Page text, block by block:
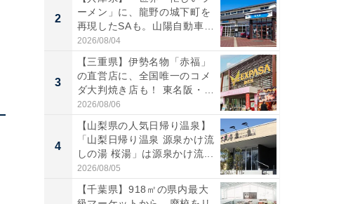
2
ーメン」に、龍野の城下町を
再現したSAも。山陽自動車
道...
2026/08/04
3
【三重県】伊勢名物「赤福」
の直営店に、全国唯一のコメ
ダ大判焼き店も！ 東名阪・
伊...
2026/08/06
4
【山梨県の人気日帰り温泉】
「山梨日帰り温泉 源泉かけ流
しの湯 桜湯」は源泉かけ流...
2026/08/05
【千葉県】918㎡の県内最大